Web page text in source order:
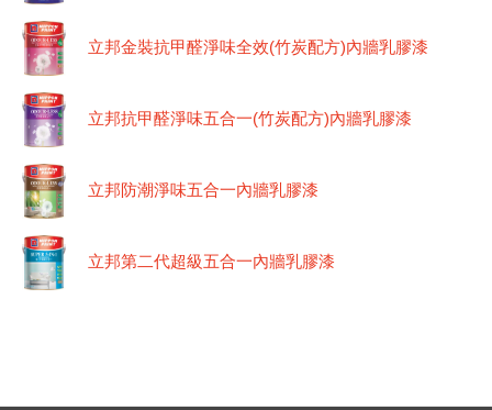
立邦金裝抗甲醛淨味全效(竹炭配方)內牆乳膠漆
立邦抗甲醛淨味五合一(竹炭配方)內牆乳膠漆
立邦防潮淨味五合一內牆乳膠漆
立邦第二代超級五合一內牆乳膠漆